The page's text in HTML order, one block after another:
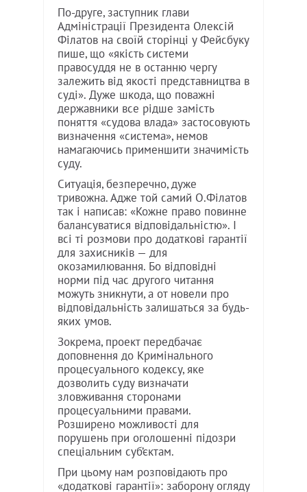
По-друге, заступник глави
Адміністрації Президента Олексій
Філатов на своїй сторінці у Фейсбуку
пише, що «якість системи
правосуддя не в останню чергу
залежить від якості представництва в
суді». Дуже шкода, що поважні
державники все рідше замість
поняття «судова влада» застосовують
визначення «система», немов
намагаючись применшити значимість
суду.
Ситуація, безперечно, дуже
тривожна. Адже той самий О.Філатов
так і написав: «Кожне право повинне
балансуватися відповідальністю». І
всі ті розмови про додаткові гарантії
для захисників — для
окозамилювання. Бо відповідні
норми під час другого читання
можуть зникнути, а от новели про
відповідальність залишаться за будь-
яких умов.
Зокрема, проект передбачає
доповнення до Кримінального
процесуального кодексу, яке
дозволить суду визначати
зловживання сторонами
процесуальними правами.
Розширено можливості для
порушень при оголошенні підозри
спеціальним суб’єктам.
При цьому нам розповідають про
«додаткові гарантії»: заборону огляду